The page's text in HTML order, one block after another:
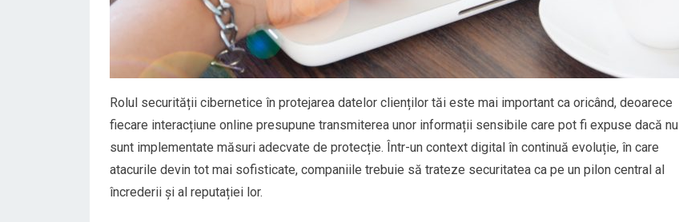
Rolul securității cibernetice în protejarea datelor clienților tăi este mai important ca oricând, deoarece
fiecare interacțiune online presupune transmiterea unor informații sensibile care pot fi expuse dacă nu
sunt implementate măsuri adecvate de protecție. Într-un context digital în continuă evoluție, în care
atacurile devin tot mai sofisticate, companiile trebuie să trateze securitatea ca pe un pilon central al
încrederii și al reputației lor.